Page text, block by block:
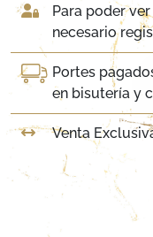
Para poder
necesario
Portes
en bisutería y
Venta